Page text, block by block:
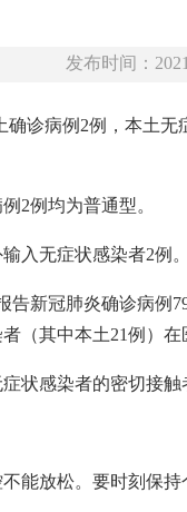
发布时间：
确诊病例2例，本土
2例均为普通型。
入无症状感染者2例
告新冠肺炎确诊病例
（其中本土21例）
状感染者的密切接
能放松。要时刻保